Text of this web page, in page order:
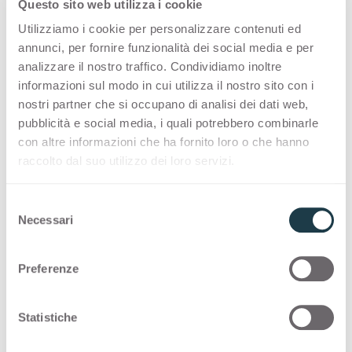
Questo sito web utilizza i cookie
Utilizziamo i cookie per personalizzare contenuti ed
annunci, per fornire funzionalità dei social media e per
analizzare il nostro traffico. Condividiamo inoltre
informazioni sul modo in cui utilizza il nostro sito con i
nostri partner che si occupano di analisi dei dati web,
pubblicità e social media, i quali potrebbero combinarle
con altre informazioni che ha fornito loro o che hanno
raccolto dal suo utilizzo dei loro servizi.
Necessari
Preferenze
Statistiche
zich in beide gevallen perfect aan.”
“Wij werken al jaren samen met Arpa omdat zij
mijn artistieke gedachten vertegenwoordigen
en kunnen interpreteren”, zegt de ontwerper.
“We hebben al andere producten in onze
collectie met dezelfde afwerking als Big
Brother, zoals Minitavolo. Met de Lara & Dara-
een ander en bijzonder decor, 3276 Firecoat in
de nog meer ZEUS-producten te creëren met
verrijken. De tactiliteit is de werkelijke waarde
van ons merk.”